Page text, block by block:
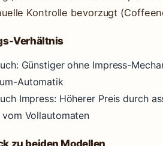
Kontrolle bevorzugt
Verhältnis
Günstiger ohne Impress-
Automatik
Impress: Höherer Preis durch
vom Vollautomaten
zu beiden Modellen